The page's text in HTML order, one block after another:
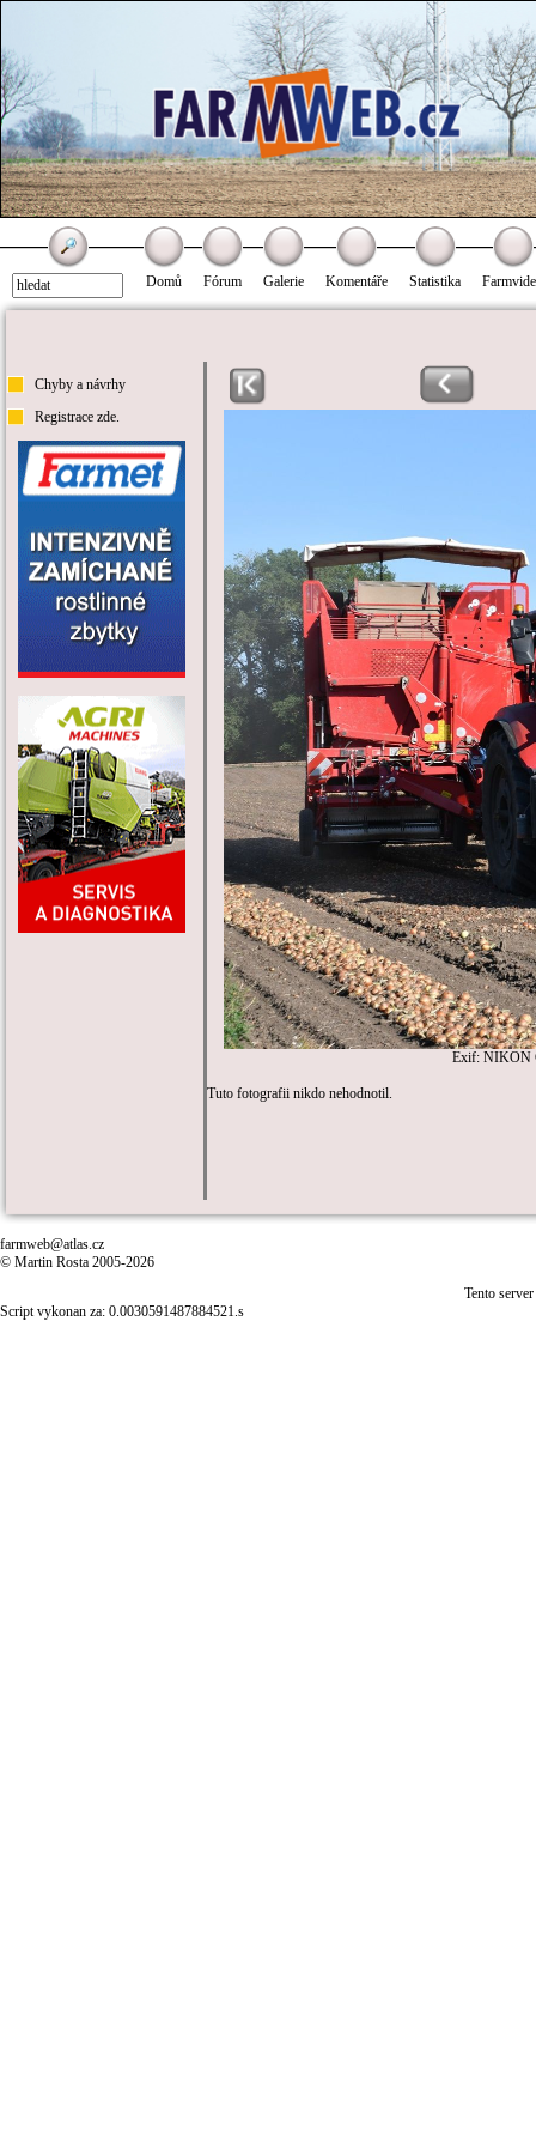
Domů Fórum Galerie Komentáře Statistika
Chyby a návrhy
Registrace zde.
Exif: NIKON
Tuto fotografii nikdo nehodnotil.
farmweb@atlas.cz
© Martin Rosta 2005-2026
Tento
Script vykonan za: 0.0030591487884521.s